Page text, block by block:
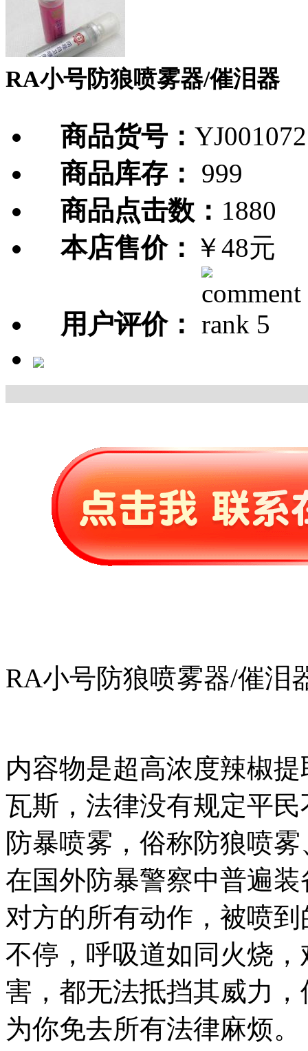
RA小号防狼喷雾器/催泪器
商品货号： YJ001072
商品库存：
999
商品点击数： 1880
本店售价： ￥48元
用户评价：
RA小号防狼喷雾器/催泪
内容物是超高浓度辣椒
瓦斯，法律没有规定平
防暴喷雾，俗称防狼喷
在国外防暴警察中普遍
对方的所有动作，被喷
不停，呼吸道如同火烧
害，都无法抵挡其威力
为你免去所有法律麻烦。